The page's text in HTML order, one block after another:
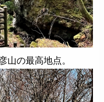
山の最高地点。